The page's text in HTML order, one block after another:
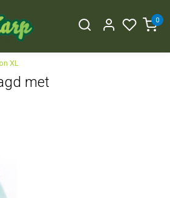
0
XL
met